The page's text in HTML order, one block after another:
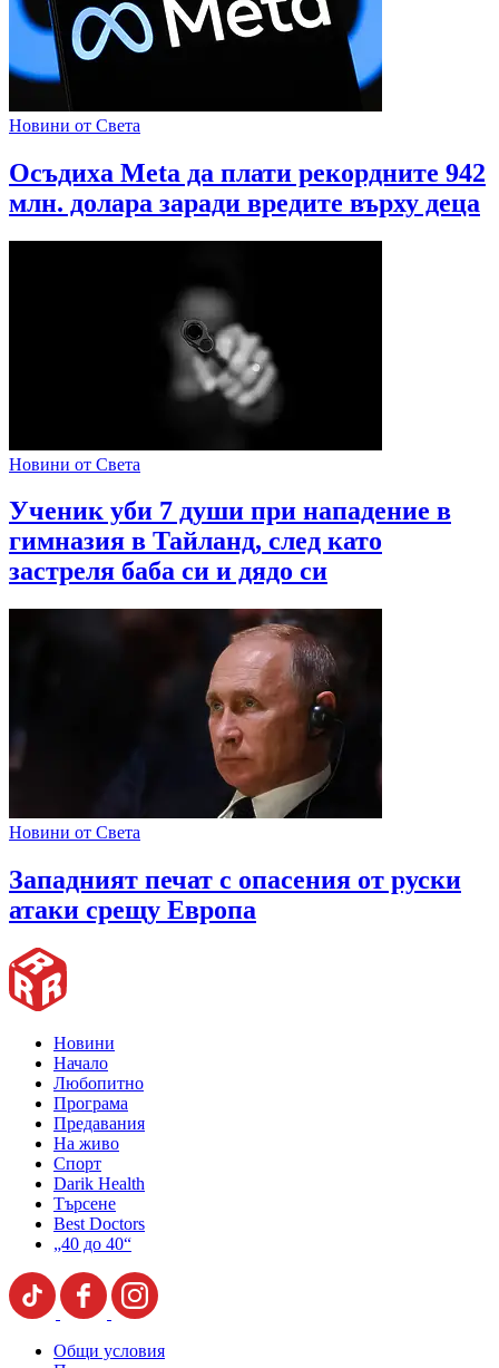
Новини от Света
Осъдиха Meta да плати рекордните 942
млн. долара заради вредите върху деца
Новини от Света
Ученик уби 7 души при нападение в
гимназия в Тайланд, след като
застреля баба си и дядо си
Новини от Света
Западният печат с опасения от руски
атаки срещу Европа
Новини
Начало
Любопитно
Програма
Предавания
На живо
Спорт
Darik Health
Търсене
Best Doctors
„40 до 40“
Общи условия